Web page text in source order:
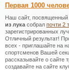
Первая 1000
Наш сайт, посвященный
из лука собрал почти 2
зарегистрированных
Отличный результат!
всех - приглашайте на
спортсменов Вашей
рассказывайте о сайте
создавайте на сайте